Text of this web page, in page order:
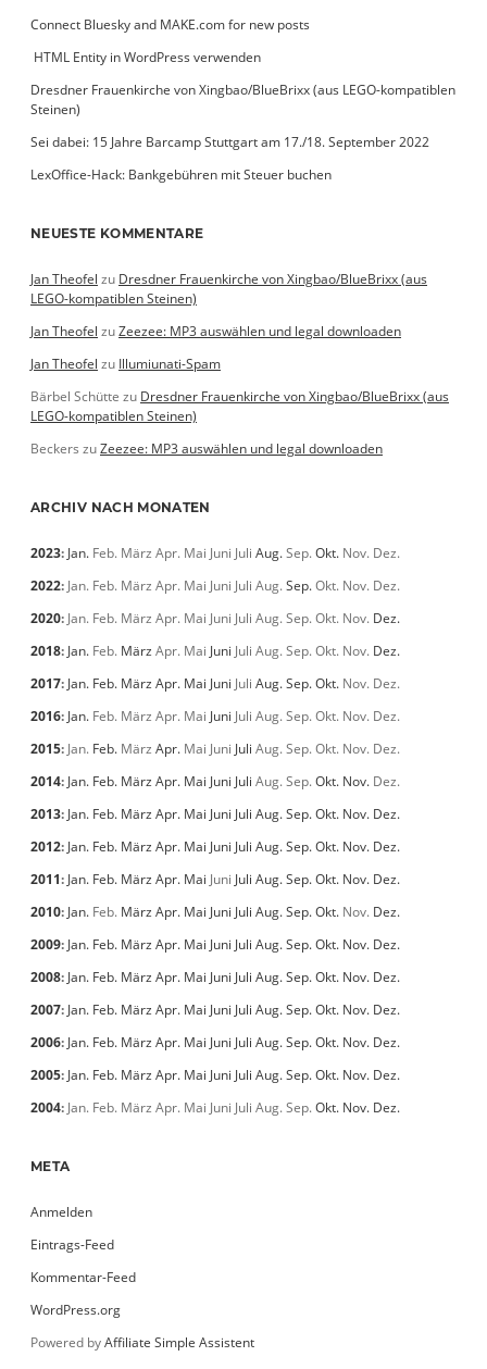
Connect Bluesky and MAKE.com for new posts
­ HTML Entity in WordPress verwenden
Dresdner Frauenkirche von Xingbao/BlueBrixx (aus LEGO-kompatiblen
Steinen)
Sei dabei: 15 Jahre Barcamp Stuttgart am 17./18. September 2022
LexOffice-Hack: Bankgebühren mit Steuer buchen
NEUESTE KOMMENTARE
Jan Theofel zu Dresdner Frauenkirche von Xingbao/BlueBrixx (aus
LEGO-kompatiblen Steinen)
Jan Theofel zuZeezee: MP3 auswählen und legal downloaden
Jan Theofel zu Illumiunati-Spam
Bärbel Schütte zu Dresdner Frauenkirche von Xingbao/BlueBrixx (aus
LEGO-kompatiblen Steinen)
Beckers zuZeezee: MP3 auswählen und legal downloaden
ARCHIV NACH MONATEN
2023: Jan. Feb. März Apr. Mai Juni Juli Aug.Sep.Okt. Nov. Dez.
2022: Jan. Feb. März Apr. Mai Juni Juli Aug.Sep.Okt. Nov. Dez.
2020: Jan. Feb. März Apr. Mai Juni Juli Aug.Sep.Okt. Nov. Dez.
2018: Jan. Feb. März Apr. Mai Juni Juli Aug.Sep.Okt. Nov. Dez.
2017: Jan. Feb. März Apr. Mai Juni Juli Aug.Sep.Okt. Nov. Dez.
2016: Jan. Feb. März Apr. Mai Juni Juli Aug.Sep.Okt. Nov. Dez.
2015: Jan. Feb. März Apr. Mai Juni Juli Aug.Sep.Okt. Nov. Dez.
2014: Jan. Feb. März Apr. Mai Juni Juli Aug.Sep.Okt. Nov. Dez.
2013: Jan. Feb. März Apr. Mai Juni Juli Aug.Sep.Okt. Nov. Dez.
2012: Jan. Feb. März Apr. Mai Juni Juli Aug.Sep.Okt. Nov. Dez.
2011: Jan. Feb. März Apr. Mai Juni Juli Aug.Sep.Okt. Nov. Dez.
2010: Jan. Feb. März Apr. Mai Juni Juli Aug.Sep.Okt. Nov. Dez.
2009: Jan. Feb. März Apr. Mai Juni Juli Aug.Sep.Okt. Nov. Dez.
2008: Jan. Feb. März Apr. Mai Juni Juli Aug.Sep.Okt. Nov. Dez.
2007: Jan. Feb. März Apr. Mai Juni Juli Aug.Sep.Okt. Nov. Dez.
2006: Jan. Feb. März Apr. Mai Juni Juli Aug.Sep.Okt. Nov. Dez.
2005: Jan. Feb. März Apr. Mai Juni Juli Aug.Sep.Okt. Nov. Dez.
2004: Jan. Feb. März Apr. Mai Juni Juli Aug.Sep.Okt. Nov. Dez.
META
Anmelden
Eintrags-Feed
Kommentar-Feed
WordPress.org
Powered byAffiliate Simple Assistent